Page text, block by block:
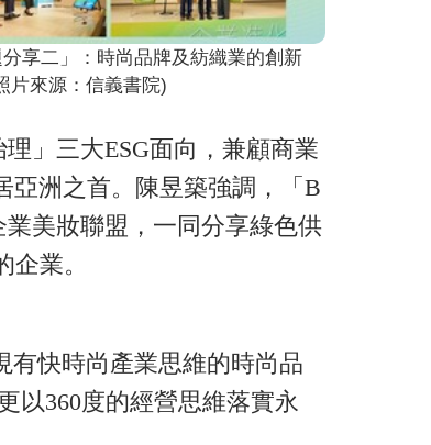
享二」：時尚品牌及紡織業的創新
片來源：信義書院)
」三大ESG面向，兼顧商業
亞洲之首。陳昱築強調，「B
美妝聯盟，一同分享綠色供
業。
有快時尚產業思維的時尚品
以360度的經營思維落實永